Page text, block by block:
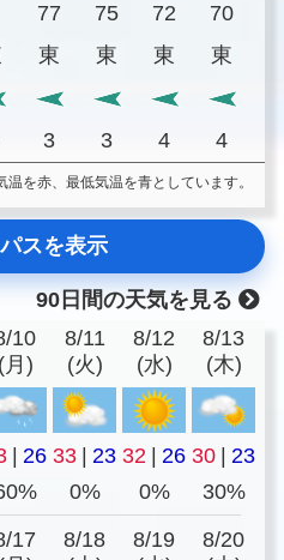
77 75 72 70
東 東 東 東
3 3 4 4
を赤、最低気温を青としています。
スを表示
90日間の天気を見る
10
(月)
8/11
(火)
8/12
(水)
8/13
(木)
| 26 33 | 23 32 | 26 30 | 23
0% 0% 30%
17
8/18
8/19
8/20